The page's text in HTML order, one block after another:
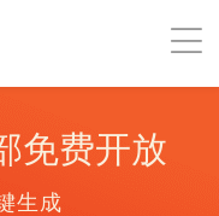
免费开放
生成